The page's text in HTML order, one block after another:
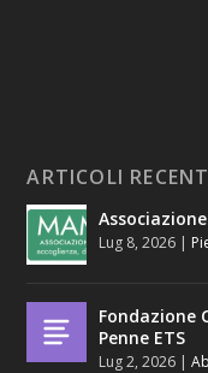
ARTICOLI
Associazione
Lug 8, 2026 |
Fondazione
Penne ETS
Lug 2, 2026 |